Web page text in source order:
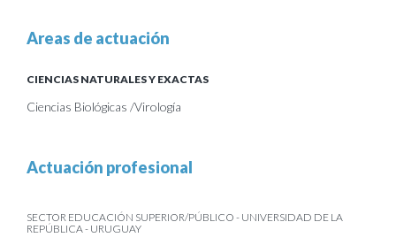
Areas de actuación
CIENCIAS NATURALES Y EXACTAS
Ciencias Biológicas /Virología
Actuación profesional
SECTOR EDUCACIÓN SUPERIOR/PÚBLICO - UNIVERSIDAD DE LA
REPÚBLICA - URUGUAY